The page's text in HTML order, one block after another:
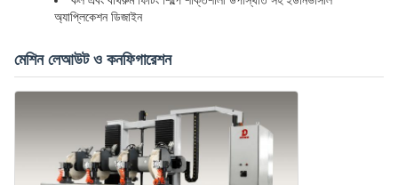
অ্যাপ্লিকেশন ডিজাইন
মেশিন লেআউট ও কনফিগারেশন